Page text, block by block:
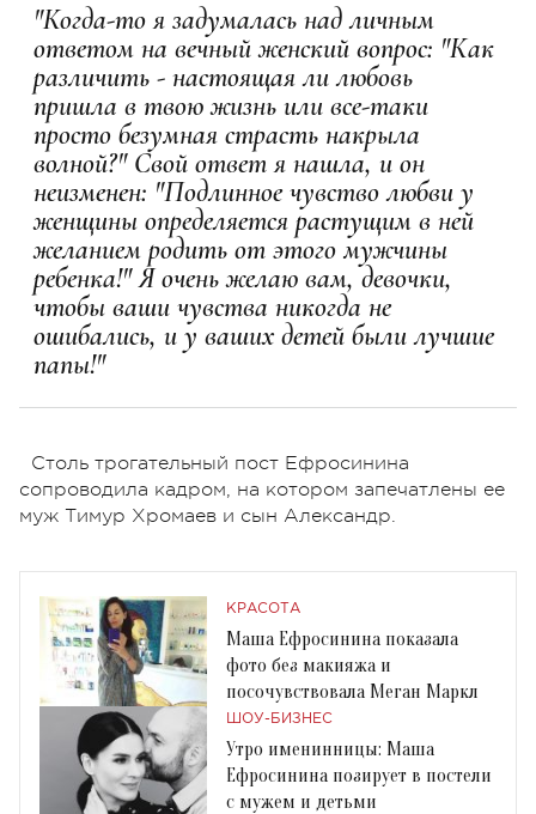
"Когда-то я задумалась над личным
ответом на вечный женский вопрос: "Как
различить - настоящая ли любовь
пришла в твою жизнь или все-таки
просто безумная страсть накрыла
волной?" Свой ответ я нашла, и он
неизменен: "Подлинное чувство любви у
женщины определяется растущим в ней
желанием родить от этого мужчины
ребенка!" Я очень желаю вам, девочки,
чтобы ваши чувства никогда не
ошибались, и у ваших детей были лучшие
папы!"
Столь трогательный пост Ефросинина
сопроводила кадром, на котором запечатлены ее
муж Тимур Хромаев и сын Александр.
КРАСОТА
Маша Ефросинина показала
фото без макияжа и
посочувствовала Меган Маркл
ШОУ-БИЗНЕС
Утро именинницы: Маша
Ефросинина позирует в постели
с мужем и детьми